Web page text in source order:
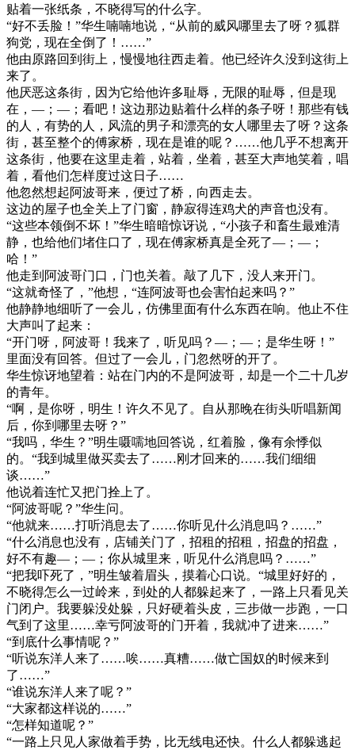
贴着一张纸条，不晓得写的什么字。
“好不丢脸！”华生喃喃地说，“从前的威风哪里去了呀？狐群
狗党，现在全倒了！……”
他由原路回到街上，慢慢地往西走着。他已经许久没到这街上
来了。
他厌恶这条街，因为它给他许多耻辱，无限的耻辱，但是现
在，—；—；看吧！这边那边贴着什么样的条子呀！那些有钱
的人，有势的人，风流的男子和漂亮的女人哪里去了呀？这条
街，甚至整个的傅家桥，现在是谁的呢？……他几乎不想离开
这条街，他要在这里走着，站着，坐着，甚至大声地笑着，唱
着，看他们怎样度过这日子……
他忽然想起阿波哥来，便过了桥，向西走去。
这边的屋子也全关上了门窗，静寂得连鸡犬的声音也没有。
“这些本领倒不坏！”华生暗暗惊讶说，“小孩子和畜生最难清
静，也给他们堵住口了，现在傅家桥真是全死了—；—；
哈！”
他走到阿波哥门口，门也关着。敲了几下，没人来开门。
“这就奇怪了，”他想，“连阿波哥也会害怕起来吗？”
他静静地细听了一会儿，仿佛里面有什么东西在响。他止不住
大声叫了起来：
“开门呀，阿波哥！我来了，听见吗？—；—；是华生呀！”
里面没有回答。但过了一会儿，门忽然呀的开了。
华生惊讶地望着：站在门内的不是阿波哥，却是一个二十几岁
的青年。
“啊，是你呀，明生！许久不见了。自从那晚在街头听唱新闻
后，你到哪里去呀？”
“我吗，华生？”明生嗫嚅地回答说，红着脸，像有余悸似
的。“我到城里做买卖去了……刚才回来的……我们细细
谈……”
他说着连忙又把门拴上了。
“阿波哥呢？”华生问。
“他就来……打听消息去了……你听见什么消息吗？……”
“什么消息也没有，店铺关门了，招租的招租，招盘的招盘，
好不有趣—；—；你从城里来，听见什么消息吗？……”
“把我吓死了，”明生皱着眉头，摸着心口说。“城里好好的，
不晓得怎么一过岭来，到处的人都躲起来了，一路上只看见关
门闭户。我要躲没处躲，只好硬着头皮，三步做一步跑，一口
气到了这里……幸亏阿波哥的门开着，我就冲了进来……”
“到底什么事情呢？”
“听说东洋人来了……唉……真糟……做亡国奴的时候来到
了……”
“谁说东洋人来了呢？”
“大家都这样说的……”
“怎样知道呢？”
“一路上只见人家做着手势，比无线电还快。什么人都躲逃起